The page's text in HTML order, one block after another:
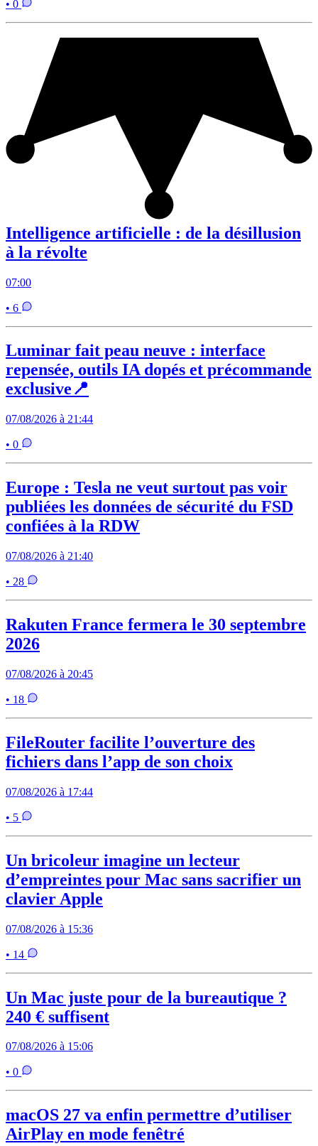
• 0
Intelligence artificielle : de la désillusion
à la révolte
07:00
• 6
Luminar fait peau neuve : interface
repensée, outils IA dopés et précommande
exclusive📍
07/08/2026 à 21:44
• 0
Europe : Tesla ne veut surtout pas voir
publiées les données de sécurité du FSD
confiées à la RDW
07/08/2026 à 21:40
• 28
Rakuten France fermera le 30 septembre
2026
07/08/2026 à 20:45
• 18
FileRouter facilite l’ouverture des
fichiers dans l’app de son choix
07/08/2026 à 17:44
• 5
Un bricoleur imagine un lecteur
d’empreintes pour Mac sans sacrifier un
clavier Apple
07/08/2026 à 15:36
• 14
Un Mac juste pour de la bureautique ?
240 € suffisent
07/08/2026 à 15:06
• 0
macOS 27 va enfin permettre d’utiliser
AirPlay en mode fenêtré